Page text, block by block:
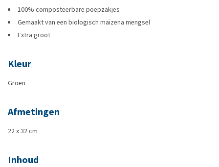
100% composteerbare poepzakjes
Gemaakt van een biologisch maïzena mengsel
Extra groot
Kleur
Groen
Afmetingen
22 x 32 cm
Inhoud